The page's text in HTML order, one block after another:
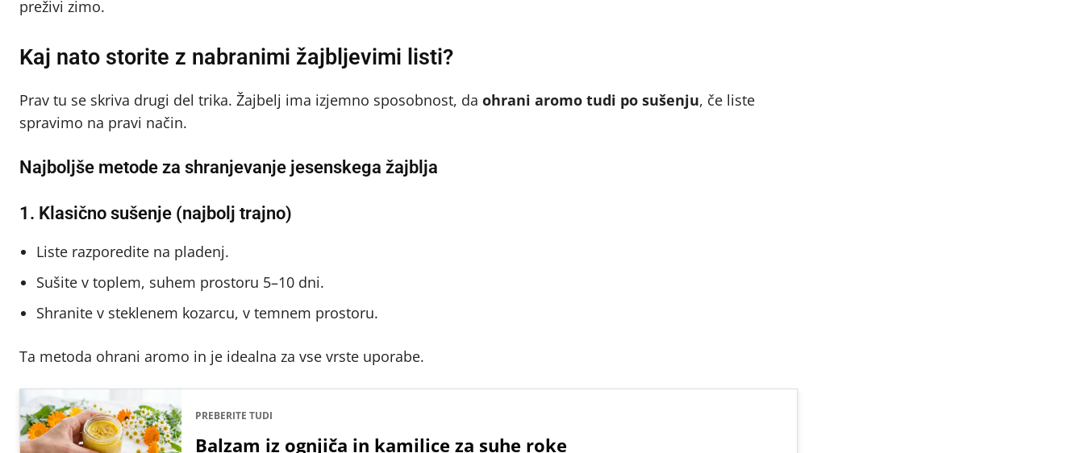
preživi zimo.
Kaj nato storite z nabranimi žajbljevimi listi?
Prav tu se skriva drugi del trika. Žajbelj ima izjemno sposobnost, da ohrani aromo tudi po sušenju, če liste
spravimo na pravi način.
Najboljše metode za shranjevanje jesenskega žajblja
1. Klasično sušenje (najbolj trajno)
Liste razporedite na pladenj.
Sušite v toplem, suhem prostoru 5–10 dni.
Shranite v steklenem kozarcu, v temnem prostoru.
Ta metoda ohrani aromo in je idealna za vse vrste uporabe.
PREBERITE TUDI
Balzam iz ognjiča in kamilice za suhe roke